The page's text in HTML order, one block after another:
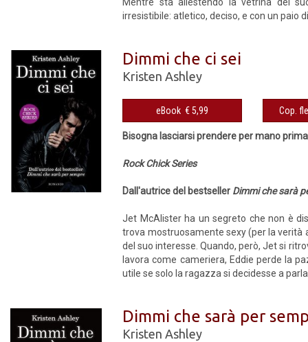
irresistibile: atletico, deciso, e con un paio
Dimmi che ci sei
Kristen Ashley
eBook € 5,99
Bisogna lasciarsi prendere per mano
Rock Chick Series
Dall'autrice del bestseller Dimmi che sarà
Jet McAlister ha un segreto che non è
trova mostruosamente sexy (per la verità
del suo interesse. Quando, però, Jet si
lavora come cameriera, Eddie perde la
utile se solo la ragazza si decidesse a
Dimmi che sarà per
Kristen Ashley